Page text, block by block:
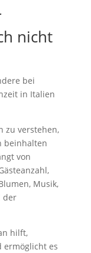
nicht
bei
in Italien
zu verstehen,
beinhalten
von
Musik,
der
hilft,
ermöglicht es